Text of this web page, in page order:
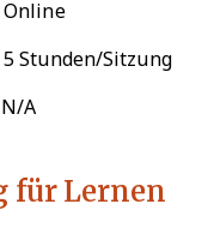
Online
Stunden/Sitzung
A
für Lernen